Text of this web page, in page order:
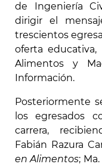
de Ingeniería
dirigir el
trescientos
oferta
Alimentos y
Información.
Posteriormente
los egresados
carrera,
Fabián Razura
en Alimentos;